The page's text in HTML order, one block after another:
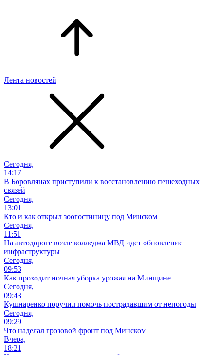
Лента новостей
Сегодня,
14:17
В Боровлянах приступили к восстановлению пешеходных
связей
Сегодня,
13:01
Кто и как открыл зоогостиницу под Минском
Сегодня,
11:51
На автодороге возле колледжа МВД идет обновление
инфраструктуры
Сегодня,
09:53
Как проходит ночная уборка урожая на Минщине
Сегодня,
09:43
Кушнаренко поручил помочь пострадавшим от непогоды
Сегодня,
09:29
Что наделал грозовой фронт под Минском
Вчера,
18:21